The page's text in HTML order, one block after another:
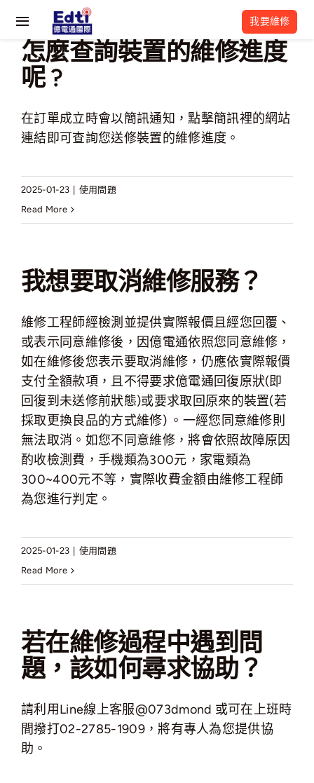
content
Toggle
Navigation
關於我們
維修流程
維修資訊
我要維修
怎麼查詢裝置的維修進度
呢 ?
在訂單成立時會以簡訊通知，點擊簡訊裡的網站
連結即可查詢您送修裝置的維修進度。
2025-01-23
使用問題
Read More
我想要取消維修服務？
維修工程師經檢測並提供實際報價且經您回覆、
或表示同意維修後，因億電通依照您同意維修，
如在維修後您表示要取消維修，仍應依實際報價
支付全額款項，且不得要求億電通回復原狀(即
回復到未送修前狀態)或要求取回原來的裝置(若
採取更換良品的方式維修) 。一經您同意維修則
無法取消。如您不同意維修，將會依照故障原因
酌收檢測費，手機類為300元，家電類為
300~400元不等，實際收費金額由維修工程師
為您進行判定。
2025-01-23
使用問題
Read More
若在維修過程中遇到問
題，該如何尋求協助？
請利用Line線上客服@073dmond 或可在上班時
間撥打02-2785-1909，將有專人為您提供協
助。